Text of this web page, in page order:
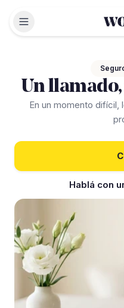
Abrir menú
Un
En un momento difícil,
Hablá con